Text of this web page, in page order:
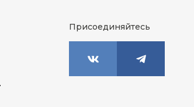
Присоединяйтесь